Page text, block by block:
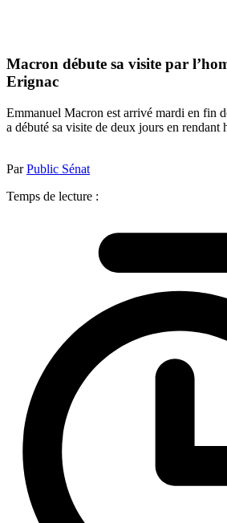
Macron débute sa visite par
Erignac
Emmanuel Macron est arrivé mardi en fin
a débuté sa visite de deux jours en rendant
ParPublic Sénat
Temps de lecture :